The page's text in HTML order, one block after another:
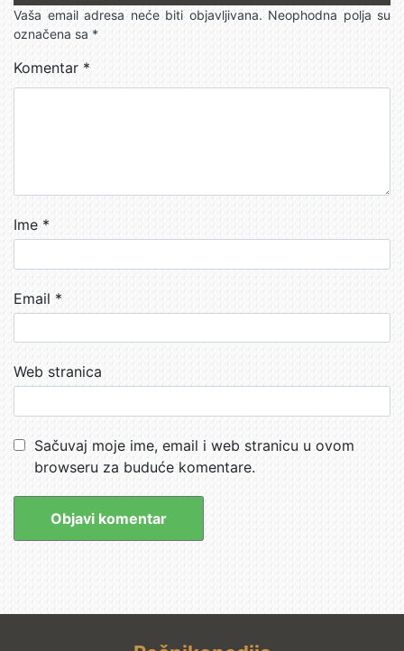
Vaša email adresa neće biti objavljivana. Neophodna polja su
označena sa*
Komentar *
Ime*
Email*
Web stranica
Sačuvaj moje ime, email i web stranicu u ovom
browseru za buduće komentare.